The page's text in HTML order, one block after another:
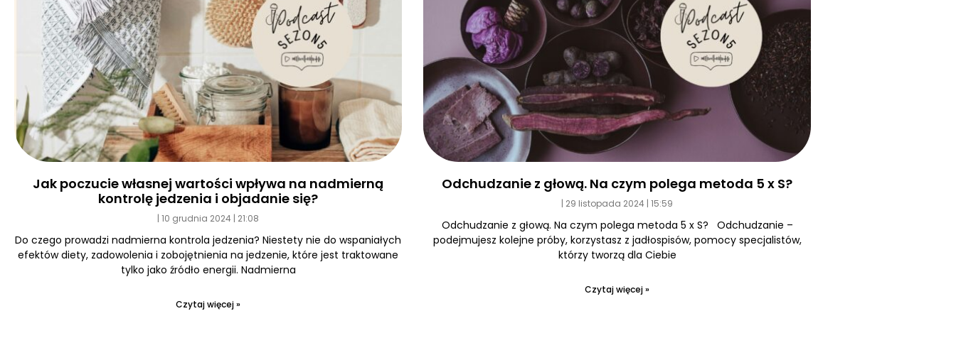
Jak poczucie własnej wartości wpływa na nadmierną
kontrolę jedzenia i objadanie się?
10 grudnia 2024 21:08
Do czego prowadzi nadmierna kontrola jedzenia? Niestety nie do wspaniałych
efektów diety, zadowolenia i zobojętnienia na jedzenie, które jest traktowane
tylko jako źródło energii. Nadmierna
Czytaj więcej »
Odchudzanie z głową. Na czym polega metoda 5 x S?
29 listopada 2024 15:59
Odchudzanie z głową. Na czym polega metoda 5 x S? Odchudzanie –
podejmujesz kolejne próby, korzystasz z jadłospisów, pomocy specjalistów,
którzy tworzą dla Ciebie
Czytaj więcej »